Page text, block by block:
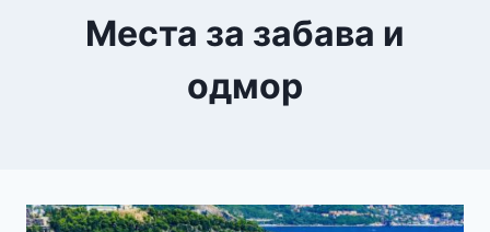
Места за забава и
одмор